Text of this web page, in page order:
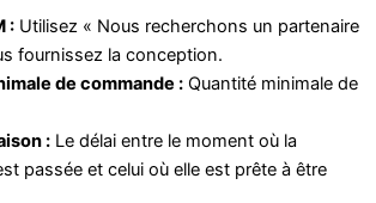
: Utilisez « Nous recherchons un partenaire
fournissez la conception.
de commande : Quantité minimale de
: Le délai entre le moment où la
passée et celui où elle est prête à être